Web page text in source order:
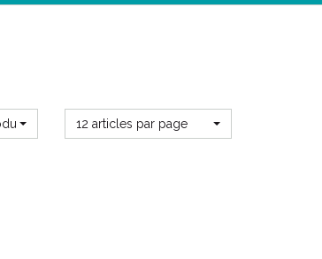
12 articles par page